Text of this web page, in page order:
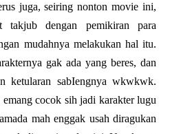
juga, seiring nonton movie ini,
dengan pemikiran para
mudahnya melakukan hal itu.
gak ada yang beres, dan
ketularan sabIengnya wkwkwk.
cocok sih jadi karakter lugu
mah enggak usah diragukan